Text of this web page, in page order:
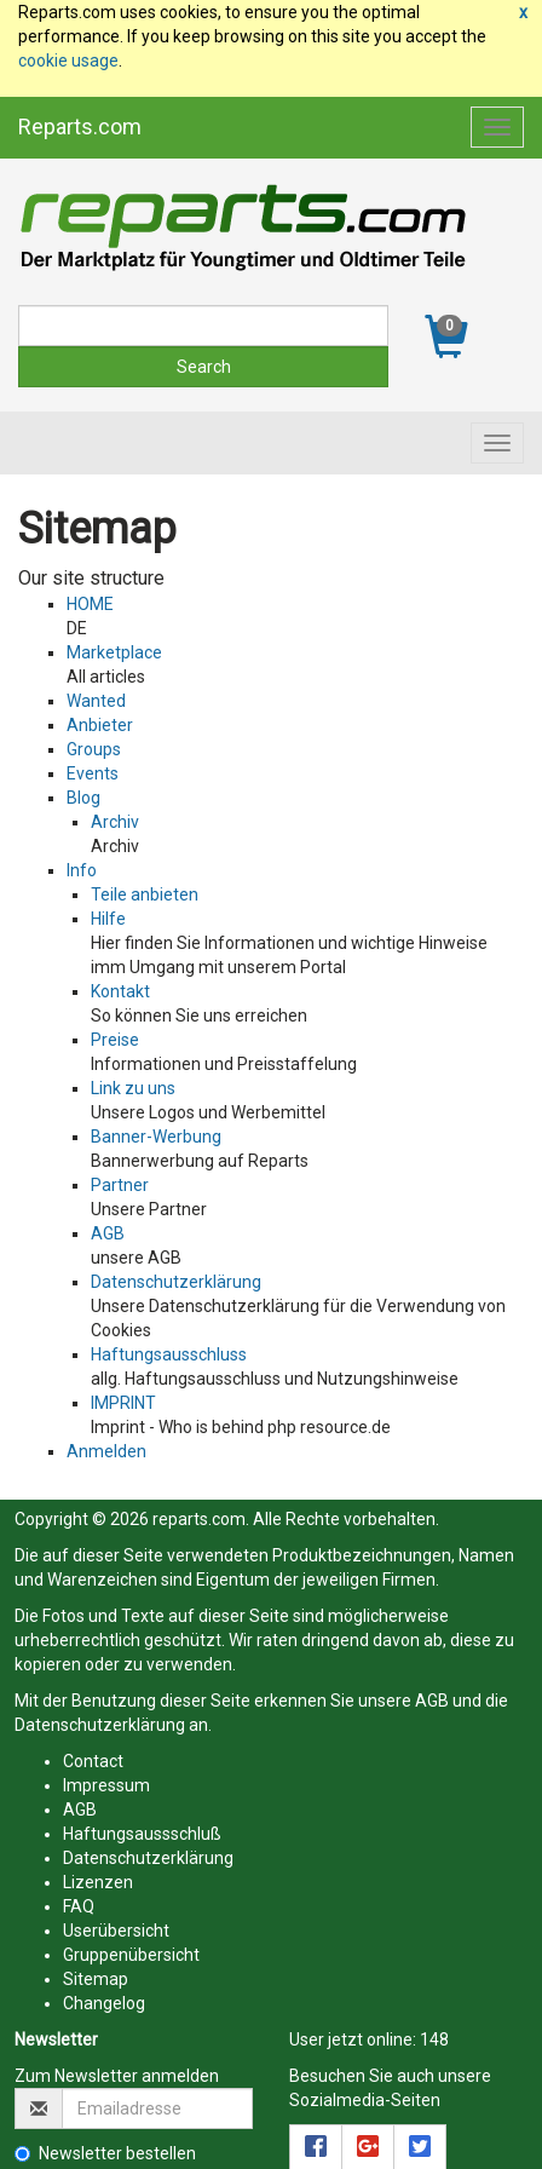
x
Reparts.com uses cookies, to ensure you the optimal
performance. If you keep browsing on this site you accept the
cookie usage
Reparts.com
0
Sitemap
Our site structure
HOME
DE
Marketplace
All articles
Wanted
Anbieter
Groups
Events
Blog
Archiv
Archiv
Info
Teile anbieten
Hilfe
Hier finden Sie Informationen und wichtige Hinweise
imm Umgang mit unserem Portal
Kontakt
So können Sie uns erreichen
Preise
Informationen und Preisstaffelung
Link zu uns
Unsere Logos und Werbemittel
Banner-Werbung
Bannerwerbung auf Reparts
Partner
Unsere Partner
AGB
unsere AGB
Datenschutzerklärung
Unsere Datenschutzerklärung für die Verwendung von
Cookies
Haftungsausschluss
allg. Haftungsausschluss und Nutzungshinweise
IMPRINT
Imprint - Who is behind php resource.de
Anmelden
Copyright © 2026 reparts.com. Alle Rechte vorbehalten.
Die auf dieser Seite verwendeten Produktbezeichnungen, Namen
und Warenzeichen sind Eigentum der jeweiligen Firmen.
Die Fotos und Texte auf dieser Seite sind möglicherweise
urheberrechtlich geschützt. Wir raten dringend davon ab, diese zu
kopieren oder zu verwenden.
Mit der Benutzung dieser Seite erkennen Sie unsere AGB und die
Datenschutzerklärung an.
Contact
Impressum
AGB
Haftungsaussschluß
Datenschutzerklärung
Lizenzen
FAQ
Userübersicht
Gruppenübersicht
Sitemap
Changelog
Newsletter
Zum Newsletter anmelden
Newsletter bestellen
User jetzt online: 148
Besuchen Sie auch unsere
Sozialmedia-Seiten